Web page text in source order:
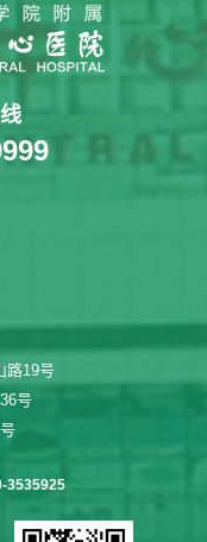
路19号
号
3535925